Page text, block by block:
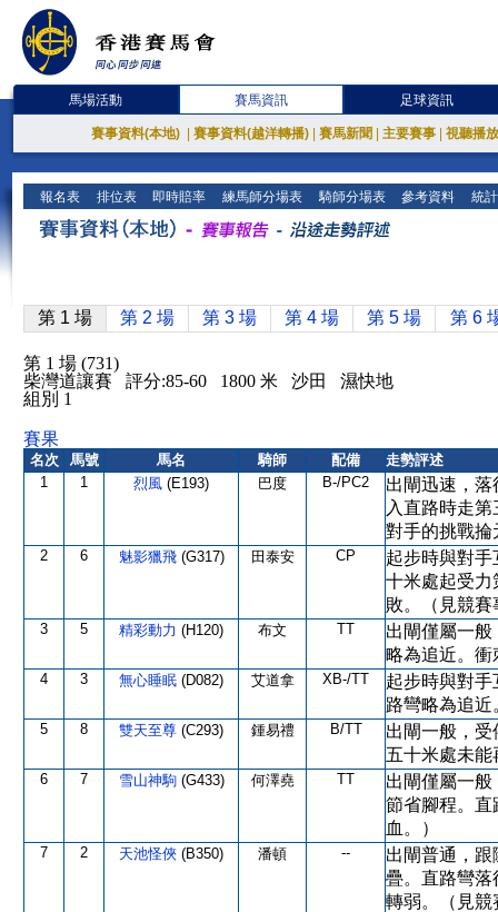
馬場活動 賽馬資訊 足球資訊
賽事資料(本地) 賽事資料(越洋轉播) 賽馬新聞 主要賽事 視聽播
報名表 排位表 即時賠率 練馬師分場表 騎師分場表 參考資料 統
第 1 場 第 2 場 第 3 場 第 4 場 第 5 場 第 6
第 1 場 (731)
柴灣道讓賽 評分:85-60 1800 米 沙田 濕快地
組別 1
賽果
名次 馬號 馬名 騎師 配備
走勢評述
1
1 烈風 (E193) 巴度 B-/PC2
出閘迅速，
入直路時走
對手的挑戰掄
2 6 魅影獵飛 (G317) 田泰安 CP
起步時與對
十米處起受力
敗。（見競
3 5 精彩動力 (H120) 布文 TT
出閘僅屬一
略為追近。衝
4 3 無心睡眠 (D082) 艾道拿 XB-/TT
起步時與對
路彎略為追
5 8 雙天至尊 (C293) 鍾易禮 B/TT
出閘一般，
五十米處未
6 7 雪山神駒 (G433) 何澤堯 TT
出閘僅屬一
節省腳程。直
血。）
7 2 天池怪俠 (B350) 潘頓 --
出閘普通，
疊。直路彎落
轉弱。（見競